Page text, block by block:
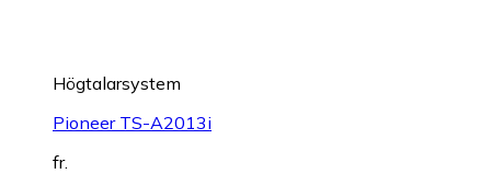
Högtalarsystem
Pioneer TS-A2013i
fr.